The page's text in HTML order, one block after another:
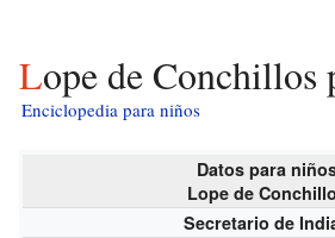
Lope de Conchillos
Enciclopedia para niños
Datos para
Lope de
Secretario de